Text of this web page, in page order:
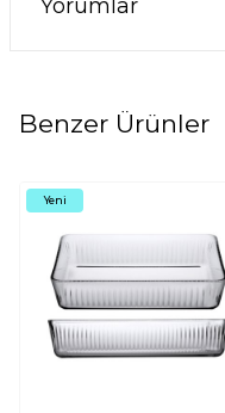
Yorumlar
Benzer Ürünler
Yeni